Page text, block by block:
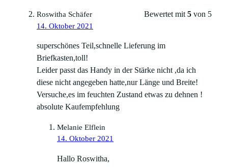
Roswitha Schäfer Bewertet mit 5 von 5
14. Oktober 2021
superschönes Teil,schnelle Lieferung im
Briefkasten,toll!
Leider passt das Handy in der Stärke nicht ,da ich
diese nicht angegeben hatte,nur Länge und Breite!
Versuche,es im feuchten Zustand etwas zu dehnen !
absolute Kaufempfehlung
Melanie Elflein
14. Oktober 2021
Hallo Roswitha,